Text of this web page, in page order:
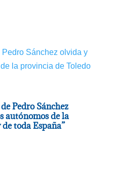
Pedro Sánchez
autónomos de la
toda España”